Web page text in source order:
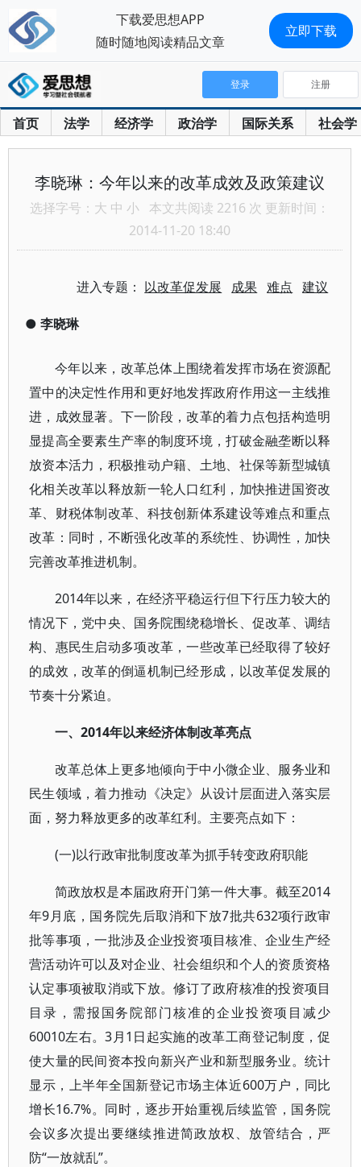
首页 法学 经济学 政治学 国际关系 社会学
登录 注册
李晓琳：今年以来的改革成效及政策建议
选择字号： 大 中 小 本文共阅读 2216 次 更新时间：
2014-11-20 18:40
进入专题： 以改革促发展 成果 难点 建议
● 李晓琳
今年以来，改革总体上围绕着发挥市场在资源配
置中的决定性作用和更好地发挥政府作用这一主线推
进，成效显著。下一阶段，改革的着力点包括构造明
显提高全要素生产率的制度环境，打破金融垄断以释
放资本活力，积极推动户籍、土地、社保等新型城镇
化相关改革以释放新一轮人口红利，加快推进国资改
革、财税体制改革、科技创新体系建设等难点和重点
改革：同时，不断强化改革的系统性、协调性，加快
完善改革推进机制。
2014年以来，在经济平稳运行但下行压力较大的
情况下，党中央、国务院围绕稳增长、促改革、调结
构、惠民生启动多项改革，一些改革已经取得了较好
的成效，改革的倒逼机制已经形成，以改革促发展的
节奏十分紧迫。
一、2014年以来经济体制改革亮点
改革总体上更多地倾向于中小微企业、服务业和
民生领域，着力推动《决定》从设计层面进入落实层
面，努力释放更多的改革红利。主要亮点如下：
(一)以行政审批制度改革为抓手转变政府职能
简政放权是本届政府开门第一件大事。截至2014
年9月底，国务院先后取消和下放7批共632项行政审
批等事项，一批涉及企业投资项目核准、企业生产经
营活动许可以及对企业、社会组织和个人的资质资格
认定事项被取消或下放。修订了政府核准的投资项目
目录，需报国务院部门核准的企业投资项目减少
60010左右。3月1日起实施的改革工商登记制度，促
使大量的民间资本投向新兴产业和新型服务业。统计
显示，上半年全国新登记市场主体近600万户，同比
增长16.7%。同时，逐步开始重视后续监管，国务院
会议多次提出要继续推进简政放权、放管结合，严
防“一放就乱”。
下载爱思想APP
随时随地阅读精品文章
立即下载